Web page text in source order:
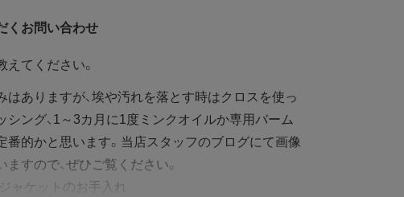
くお問い合わせ
てください。
はありますが、埃や汚れを落とす時はクロスを使っ
シング、1～3カ月に1度ミンクオイルか専用バーム
番的かと思います。当店スタッフのブログにて画像
すので、ぜひご覧ください。
ャケットのお手入れ